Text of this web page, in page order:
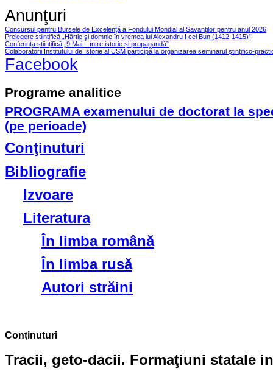
Anunţuri
Concursul pentru Bursele de Excelență a Fondului Mondial al Savanților pentru anul 2026
Prelegere științifică „Hârtie şi domnie în vremea lui Alexandru I cel Bun (1412-1415)”
Conferința științifică „9 Mai – între istorie și propagandă”
Colaboratorii Institutului de Istorie al USM participă la organizarea seminarul ștințifico-
Facebook
Programe analitice
PROGRAMA examenului de doctorat la
(pe perioade)
Conţinuturi
Bibliografie
Izvoare
Literatura
În limba română
În limba rusă
Autori străini
Conţinuturi
Tracii, geto-dacii. Formaţiuni statale